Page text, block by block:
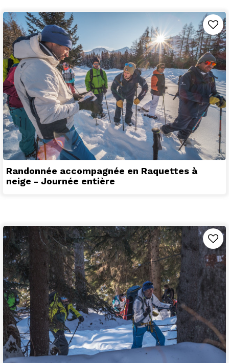
Randonnée accompagnée en Raquettes à
neige - Journée entière